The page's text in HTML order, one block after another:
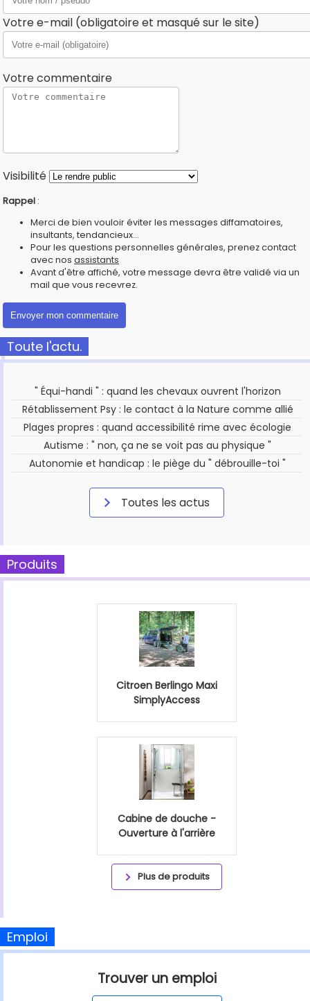
Votre e-mail (obligatoire et masqué sur le site)
Votre commentaire
Visibilité
Rappel :
Merci de bien vouloir éviter les messages diffamatoires,
insultants, tendancieux...
Pour les questions personnelles générales, prenez contact
avec nos assistants
Avant d'être affiché, votre message devra être validé via un
mail que vous recevrez.
Toute l'actu.
" Équi-handi " : quand les chevaux ouvrent l'horizon
Rétablissement Psy : le contact à la Nature comme allié
Plages propres : quand accessibilité rime avec écologie
Autisme : " non, ça ne se voit pas au physique "
Autonomie et handicap : le piège du " débrouille-toi "
Toutes les actus
Produits
Citroen Berlingo Maxi
SimplyAccess
Cabine de douche -
Ouverture à l'arrière
Plus de produits
Emploi
Trouver un emploi